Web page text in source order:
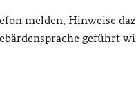
melden, Hinweise
geführt